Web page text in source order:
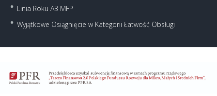
Linia Roku A3 MFP
Wyjątkowe Osiągnięcie w Kategorii Łatwość Obsługi